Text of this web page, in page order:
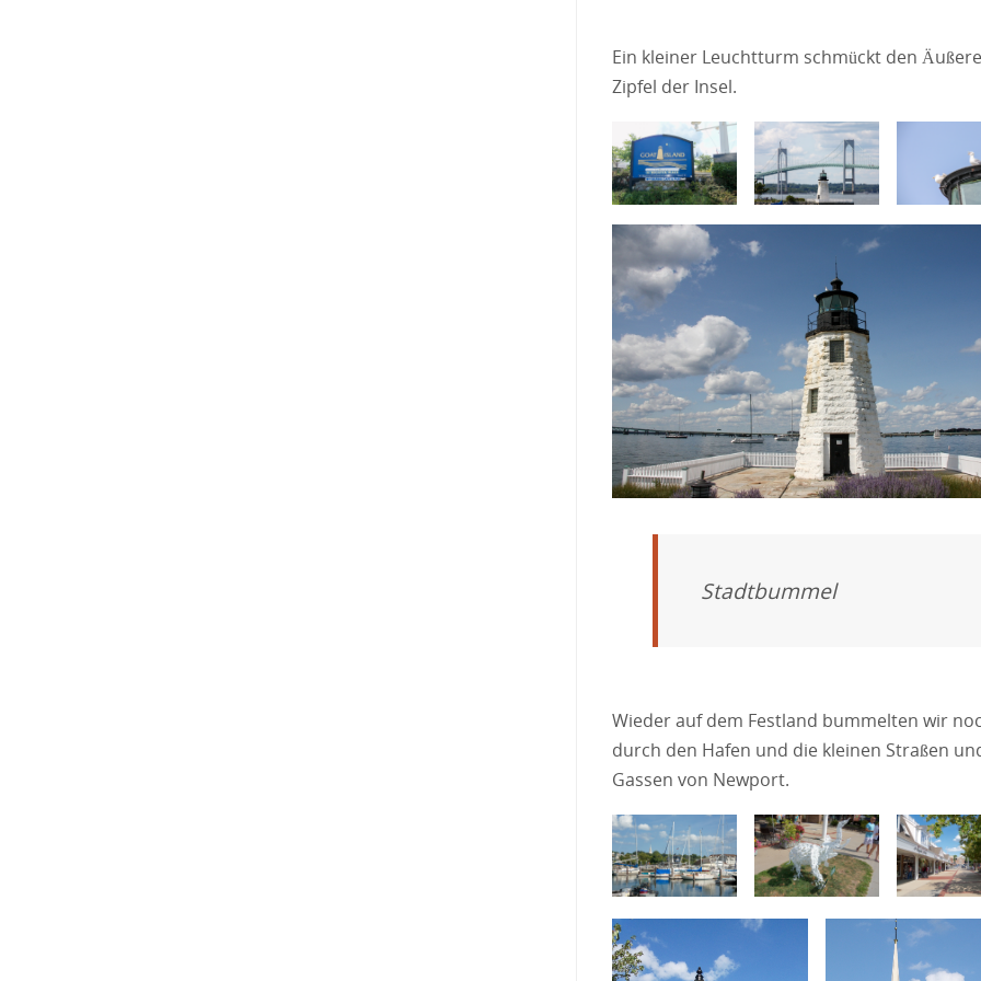
Ein kleiner Leuchtturm schmückt den
Zipfel der Insel.
Stadtbummel
Wieder auf dem Festland bummelten wir
durch den Hafen und die kleinen Straßen
Gassen von Newport.